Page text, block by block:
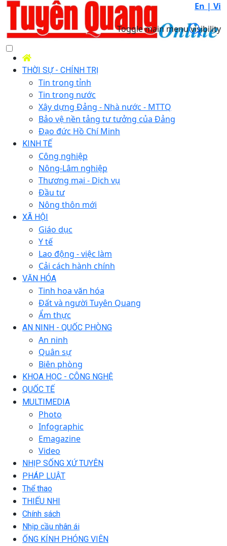
En | Vi
Toggle main menu visibility
THỜI SỰ - CHÍNH TRỊ
Tin trong tỉnh
Tin trong nước
Xây dựng Đảng - Nhà nước - MTTQ
Bảo vệ nền tảng tư tưởng của Đảng
Đạo đức Hồ Chí Minh
KINH TẾ
Công nghiệp
Nông-Lâm nghiệp
Thương mại - Dịch vụ
Đầu tư
Nông thôn mới
XÃ HỘI
Giáo dục
Y tế
Lao động - việc làm
Cải cách hành chính
VĂN HÓA
Tinh hoa văn hóa
Đất và người Tuyên Quang
Ẩm thực
AN NINH - QUỐC PHÒNG
An ninh
Quân sự
Biên phòng
KHOA HỌC - CÔNG NGHỆ
QUỐC TẾ
MULTIMEDIA
Photo
Infographic
Emagazine
Video
NHỊP SỐNG XỨ TUYÊN
PHÁP LUẬT
Thể thao
THIẾU NHI
Chính sách
Nhịp cầu nhân ái
ỐNG KÍNH PHÓNG VIÊN